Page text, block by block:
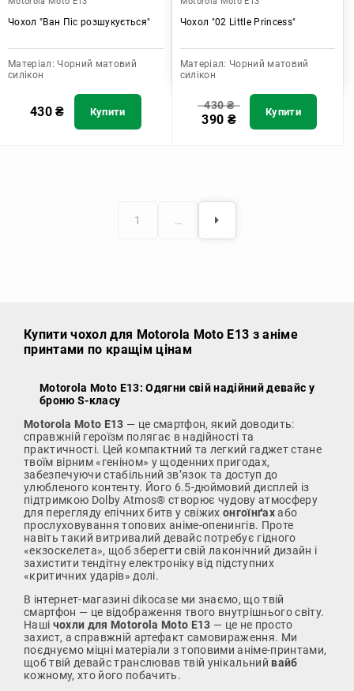
Чохол "Ван Піс розшукується"
Матеріал: Чорний матовий
силікон
430₴ Купити
Чохол "02 Little Princess"
Матеріал: Чорний матовий
силікон
430₴
390 ₴ Купити
1 …
Купити чохол для Motorola Moto E13 з аніме
принтами по кращім цінам
Motorola Moto E13: Одягни свій надійний девайс у
броню S-класу
Motorola Moto E13 — це смартфон, який доводить:
справжній героїзм полягає в надійності та
практичності. Цей компактний та легкий гаджет стане
твоїм вірним «геніном» у щоденних пригодах,
забезпечуючи стабільний зв’язок та доступ до
улюбленого контенту. Його 6.5-дюймовий дисплей із
підтримкою Dolby Atmos® створює чудову атмосферу
для перегляду епічних битв у свіжих онгоїнґахабо
прослуховування топових аніме-опенингів. Проте
навіть такий витривалий девайс потребує гідного
«екзоскелета», щоб зберегти свій лаконічний дизайн і
захистити тендітну електроніку від підступних
«критичних ударів» долі.
В інтернет-магазині dikocase ми знаємо, що твій
смартфон — це відображення твого внутрішнього світу.
Наші чохли для Motorola Moto E13 — це не просто
захист, а справжній артефакт самовираження. Ми
поєднуємо міцні матеріали з топовими аніме-принтами,
щоб твій девайс транслював твій унікальний вайб
кожному, хто його побачить.